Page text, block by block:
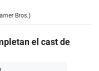
Bros.)
el cast de